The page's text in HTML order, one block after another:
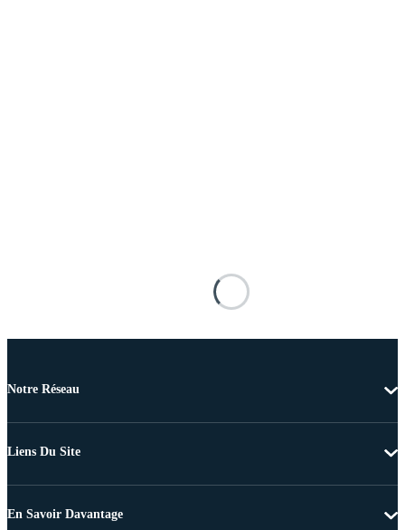
Notre Réseau
Liens Du Site
En Savoir Davantage